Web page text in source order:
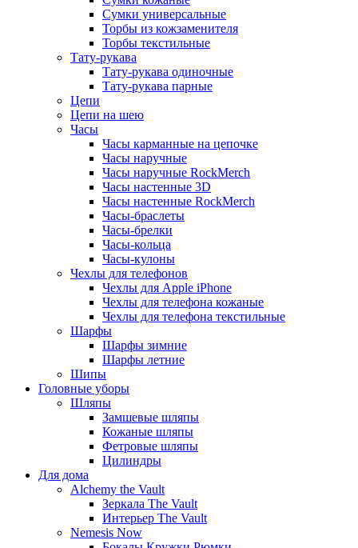
Сумки универсальные
Торбы из кожзаменителя
Торбы текстильные
Тату-рукава
Тату-рукава одиночные
Тату-рукава парные
Цепи
Цепи на шею
Часы
Часы карманные на цепочке
Часы наручные
Часы наручные RockMerch
Часы настенные 3D
Часы настенные RockMerch
Часы-браслеты
Часы-брелки
Часы-кольца
Часы-кулоны
Чехлы для телефонов
Чехлы для Apple iPhone
Чехлы для телефона кожаные
Чехлы для телефона текстильные
Шарфы
Шарфы зимние
Шарфы летние
Шипы
Головные уборы
Шляпы
Замшевые шляпы
Кожаные шляпы
Фетровые шляпы
Цилиндры
Для дома
Alchemy the Vault
Зеркала The Vault
Интерьер The Vault
Nemesis Now